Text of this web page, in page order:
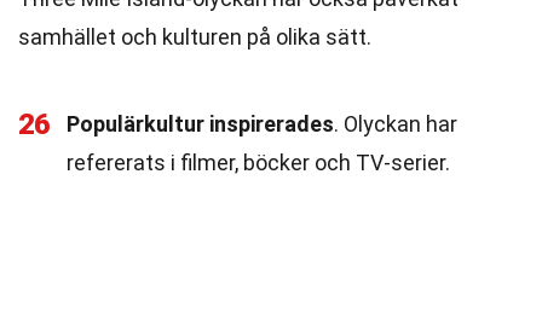
samhället och kulturen på olika sätt.
26 Populärkultur inspirerades. Olyckan har
refererats i filmer, böcker och TV-serier.